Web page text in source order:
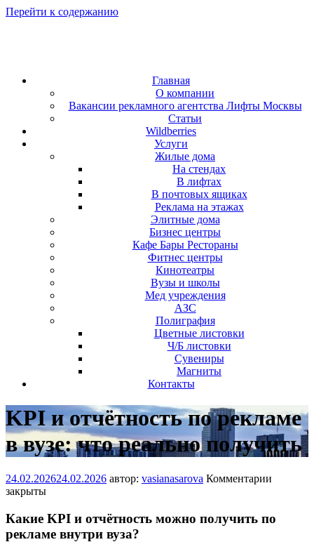
Перейти к содержанию
Главная
О компании
Вакансии рекламного агентства Лифты Москвы
Статьи
Wildberries
Услуги
Жилые дома
На стендах
В лифтах
В почтовых ящиках
Реклама на этажах
Элитные дома
Бизнес центры
Кафе Бары Рестораны
Фитнес центры
Кинотеатры
Вузы и школы
Мед учреждения
АЗС
Полиграфия
Цветные листовки
Ч/Б листовки
Сувениры
Магниты
Контакты
KPI и отчётность по рекламе
в вузе: что реально получить
24.02.202624.02.2026 автор: vasianasarova Комментарии
закрыты
Какие KPI и отчётность можно получить по
рекламе внутри вуза?